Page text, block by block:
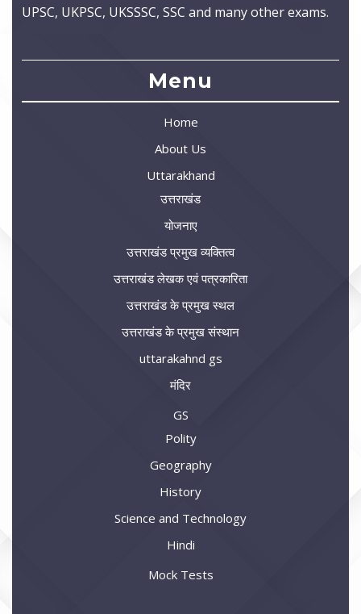
UPSC, UKPSC, UKSSSC, SSC and many other exams.
Menu
Home
About Us
Uttarakhand
उत्तराखंड
योजनाए
उत्तराखंड प्रमुख व्यक्तित्व
उत्तराखंड लेखक एवं पत्रकारिता
उत्तराखंड के प्रमुख स्थल
उत्तराखंड के प्रमुख संस्थान
uttarakahnd gs
मंदिर
GS
Polity
Geography
History
Science and Technology
Hindi
Mock Tests